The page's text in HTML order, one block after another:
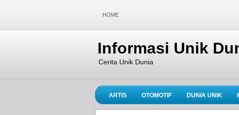
HOME
Informasi Unik
Cerita Unik Dunia
ARTIS OTOMOTIF DUNIA UNIK